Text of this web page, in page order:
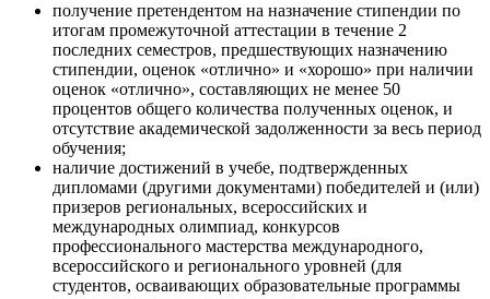
получение претендентом на назначение стипендии по
итогам промежуточной аттестации в течение 2
последних семестров, предшествующих назначению
стипендии, оценок «отлично» и «хорошо» при наличии
оценок «отлично», составляющих не менее 50
процентов общего количества полученных оценок, и
отсутствие академической задолженности за весь период
обучения;
наличие достижений в учебе, подтвержденных
дипломами (другими документами) победителей и (или)
призеров региональных, всероссийских и
международных олимпиад, конкурсов
профессионального мастерства международного,
всероссийского и регионального уровней (для
студентов, осваивающих образовательные программы